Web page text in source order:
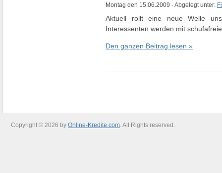
Montag den 15.06.2009 - Abgelegt unter:
Aktuell rollt eine neue Welle
Interessenten werden mit
Den ganzen Beitrag lesen »
Copyright © 2026 by Online-Kredite.com. All Rights reserved.